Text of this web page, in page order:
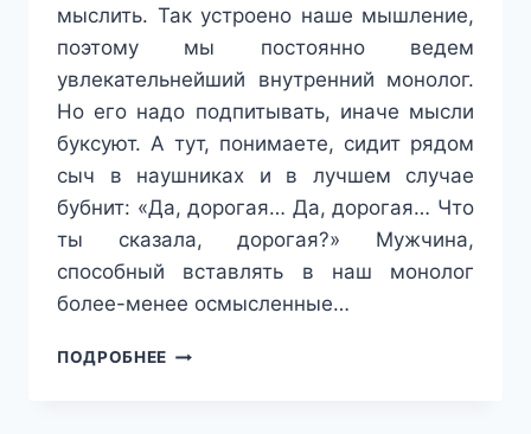
мыслить. Так устроено наше мышление,
поэтому мы постоянно ведем
увлекательнейший внутренний монолог.
Но его надо подпитывать, иначе мысли
буксуют. А тут, понимаете, сидит рядом
сыч в наушниках и в лучшем случае
бубнит: «Да, дорогая… Да, дорогая… Что
ты сказала, дорогая?» Мужчина,
способный вставлять в наш монолог
более-менее осмысленные…
ПОДРОБНЕЕ 10